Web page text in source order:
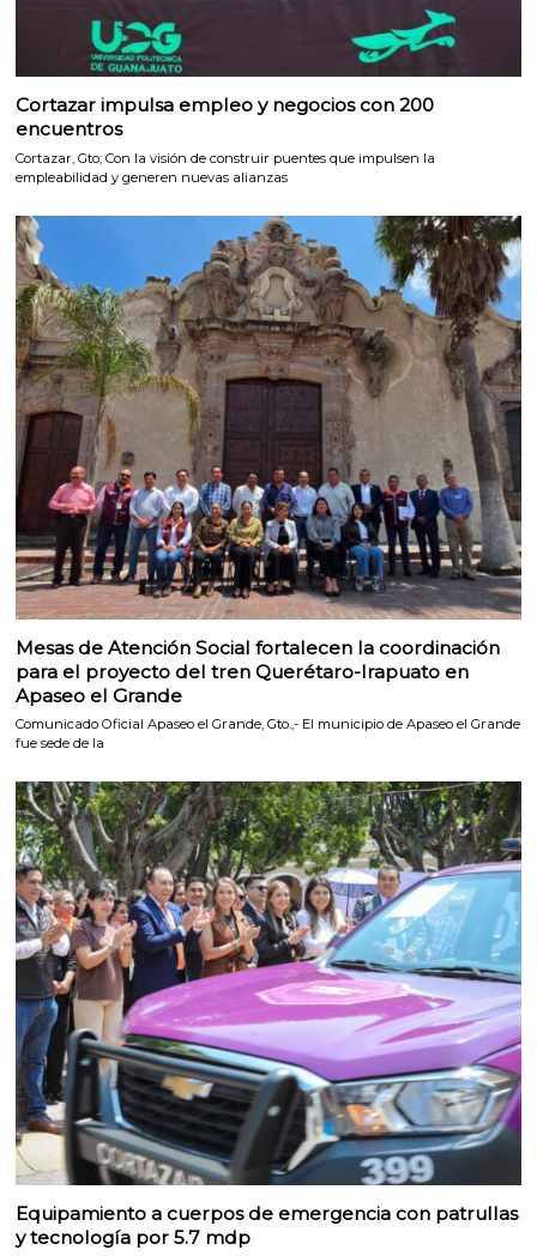
Cortazar impulsa empleo y negocios con 200
encuentros
Cortazar, Gto; Con la visión de construir puentes que impulsen la
empleabilidad y generen nuevas alianzas
Mesas de Atención Social fortalecen la coordinación
para el proyecto del tren Querétaro-Irapuato en
Apaseo el Grande
Comunicado Oficial Apaseo el Grande, Gto.,- El municipio de Apaseo el Grande
fue sede de la
Equipamiento a cuerpos de emergencia con patrullas
y tecnología por 5.7 mdp